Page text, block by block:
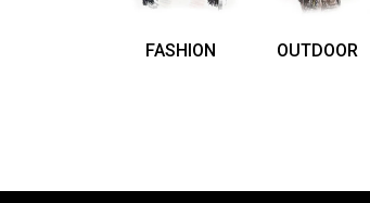
FASHION OUTDOOR